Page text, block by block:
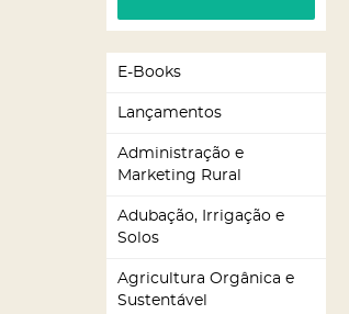
E-Books
Lançamentos
Administração e
Marketing Rural
Adubação, Irrigação e
Solos
Agricultura Orgânica e
Sustentável